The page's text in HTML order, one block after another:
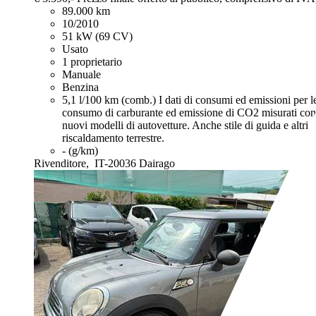
89.000 km
10/2010
51 kW (69 CV)
Usato
1 proprietario
Manuale
Benzina
5,1 l/100 km (comb.) I dati di consumi ed emissioni per
consumo di carburante ed emissione di CO2 misurati
nuovi modelli di autovetture. Anche stile di guida e altri
riscaldamento terrestre.
- (g/km)
Rivenditore, IT-20036 Dairago